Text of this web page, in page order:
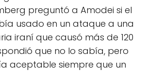
preguntó a Amodei si el
usado en un ataque a una
iraní que causó más de 120
que no lo sabía, pero
aceptable siempre que un